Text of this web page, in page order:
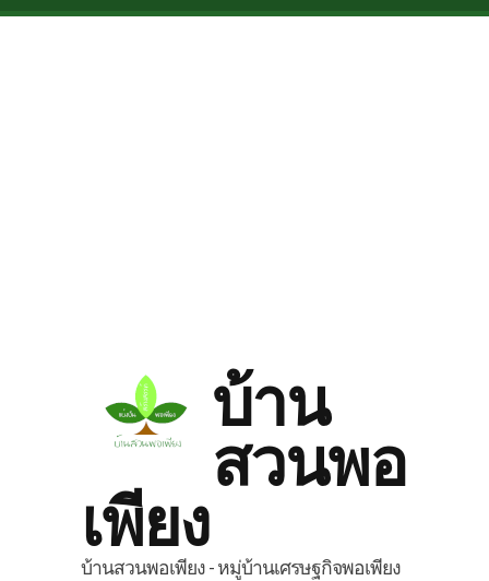
Skip to main content
บ้าน
สวนพอ
เพียง
บ้านสวนพอเพียง - หมู่บ้านเศรษฐกิจพอเพียง